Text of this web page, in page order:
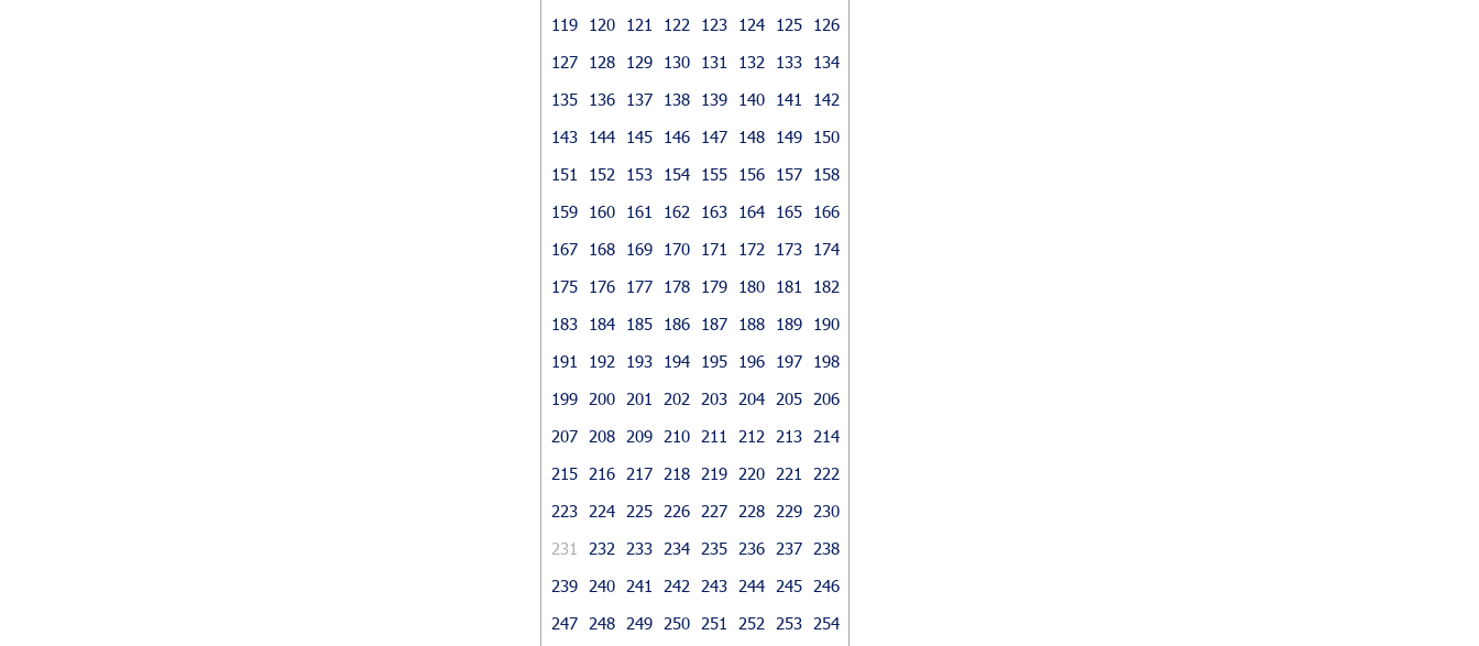
119
120 121 122 123 124 125
126
127
128 129 130 131 132 133
134
135
136 137 138 139 140 141
142
143
144 145 146 147 148 149
150
151
152 153 154 155 156 157
158
159
160 161 162 163 164 165
166
167
168 169 170 171 172 173
174
175
176 177 178 179 180 181
182
183
184 185 186 187 188 189
190
191
192 193 194 195 196 197
198
199
200 201 202 203 204 205
206
207
208 209 210 211 212 213
214
215
216 217 218 219 220 221
222
223
224 225 226 227 228 229
230
231
232 233 234 235 236 237
238
239
240 241 242 243 244 245
246
247
248 249 250 251 252 253 254